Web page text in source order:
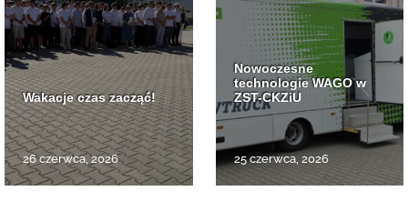
Wakacje czas zacząć!
26 czerwca, 2026
Nowoczesne
technologie WAGO w
ZST-CKZiU
25 czerwca, 2026